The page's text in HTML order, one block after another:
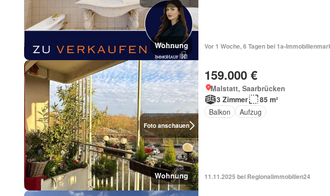
Wohnung Vor 1 Woche, 6 Tagen bei 1a-
Foto anschauen
Wohnung
159.000 €
Malstatt, Saarbrücken
3 Zimmer
85 m²
Balkon
Aufzug
11.11.2025 bei Regionalimmobilien24